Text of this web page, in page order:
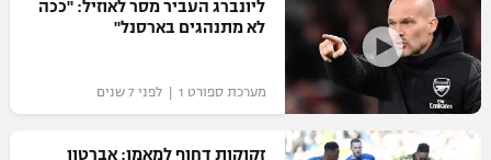
גביע הטוטו
ליגיונרים
גביע המדינה
ליגה אירופית
ליגה אנגלית
כדורסל ישראלי
ליגת ווינר סל
ליגה לאומית
כדורסל עולמי
NBA
ליונברג העביר מסר לאוזיל: "ככה
לא מתנהגים בארסנל"
מערכת ספורט 1 | לפני 7 שנים
זקוקות דחוף למאמן: אברטון